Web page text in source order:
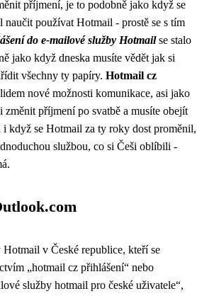
příjmení, je to podobně jako když se
naučit používat Hotmail - prostě se s tím
do e-mailové služby Hotmailse stalo
jako když dneska musíte vědět jak si
všechny ty papíry. Hotmail cz
nové možnosti komunikace, asi jako
změnit příjmení po svatbě a musíte obejít
i když se Hotmail za ty roky dost proměnil,
službou, co si Češi oblíbili -
v České republice, kteří se
„hotmail cz přihlášení“ nebo
služby hotmail pro české uživatele“,